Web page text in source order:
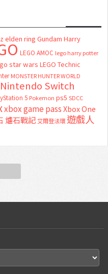
elden ring Gundam Harry
LEGO AMOC lego harry potter
star wars LEGO Technic
MONSTER HUNTER WORLD
Nintendo Switch
5 Pokemon ps5 SDCC
xbox game passXbox One
爐石戰記艾爾登法環 遊戲人